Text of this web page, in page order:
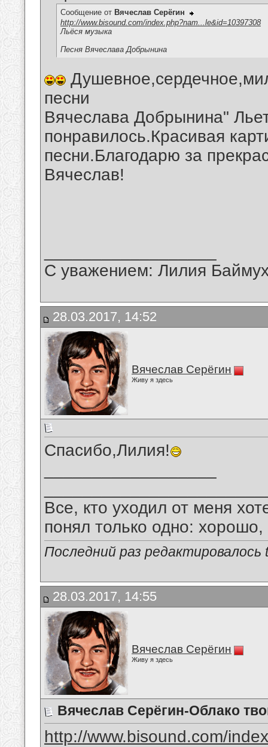
Сообщение от Вячеслав Серёгин
http://www.bisound.com/index.php?nam...le&id=10397308
Льёся музыка
Песня Вячеслава Добрынина
песни
Вячеслава Добрынина"
понравилось.Красивая
песни.Благодарю за
Вячеслав!
С уважением: Лилия
28.03.2017, 14:52
Вячеслав Серёгин
Живу я здесь
Спасибо,Лилия!
Все, кто уходил от меня
понял только одно:
Последний раз
28.03.2017, 14:55
Вячеслав Серёгин
Живу я здесь
Вячеслав Серёгин-Облако
http://www.bisound.com/